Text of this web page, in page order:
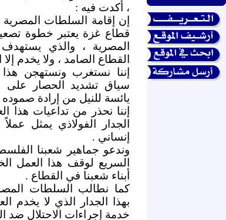
، أكدت فيه :
إن إقامة السلطات المصرية
قطاع غزة يعتبر خطوة
المصرية ، والذي
القطاع الصامد ، ولا يخدم
إننا نستغرب ونستهجن
سياق تشديد الحصار على
يائسة للنيل من إرادة
إننا نحذر من تداعيات هذا
الجدار الفولاذي يمثل
إنساني .
وندعو جماهير شعبنا
السريع لوقف هذا العمل
أبناء شعبنا في القطاع .
كما نطالب السلطات
بهذا الجدار الذي لا يخدم
خدمة إجراءات الاحتلال